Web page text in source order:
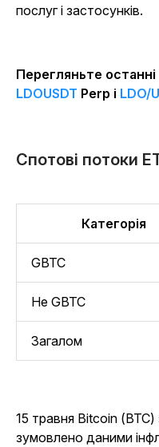
послуг і застосунків.
Перегляньте останні
LDOUSDT Perp і LDO/
Спотові потоки
Категорія
GBTC
Не GBTC
Загалом
15 травня Bitcoin
зумовлено даними